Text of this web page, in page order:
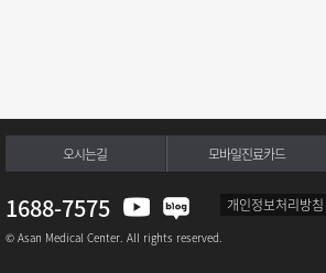
오시는길 모바일진료카드
1688-7575 개인정보처리방침
© Asan Medical Center. All rights reserved.